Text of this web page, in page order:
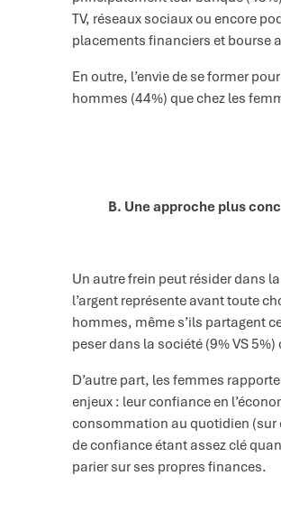
TV, réseaux sociaux ou encore
placements financiers et bourse
En outre, l’envie de se former
hommes (44%) que chez les
B. Une approche plus
Un autre frein peut résider dans
l’argent représente avant toute
hommes, même s’ils partagent
peser dans la société (9% VS
D’autre part, les femmes
enjeux : leur confiance en
consommation au quotidien (sur
de confiance étant assez clé
parier sur ses propres finances.